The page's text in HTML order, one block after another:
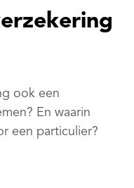
ook een
En waarin
een particulier?